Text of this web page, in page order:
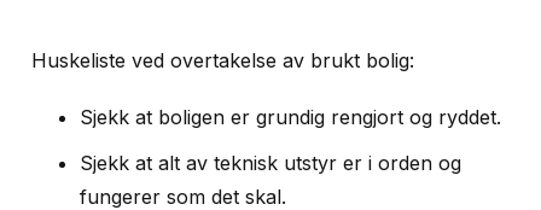
Huskeliste ved overtakelse av brukt bolig:
Sjekk at boligen er grundig rengjort og ryddet.
Sjekk at alt av teknisk utstyr er i orden og
fungerer som det skal.